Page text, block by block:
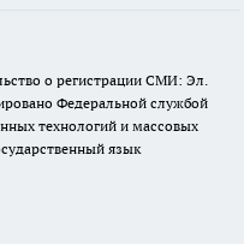
о регистрации СМИ: Эл.
Федеральной службой
технологий и массовых
язык